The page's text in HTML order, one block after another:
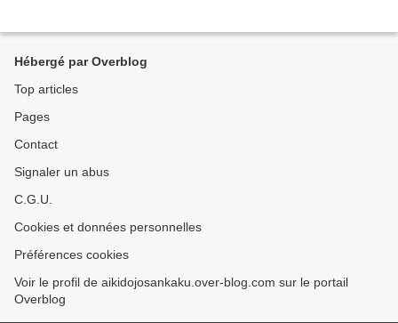
Hébergé par Overblog
Top articles
Pages
Contact
Signaler un abus
C.G.U.
Cookies et données personnelles
Préférences cookies
Voir le profil de aikidojosankaku.over-blog.com sur le portail
Overblog